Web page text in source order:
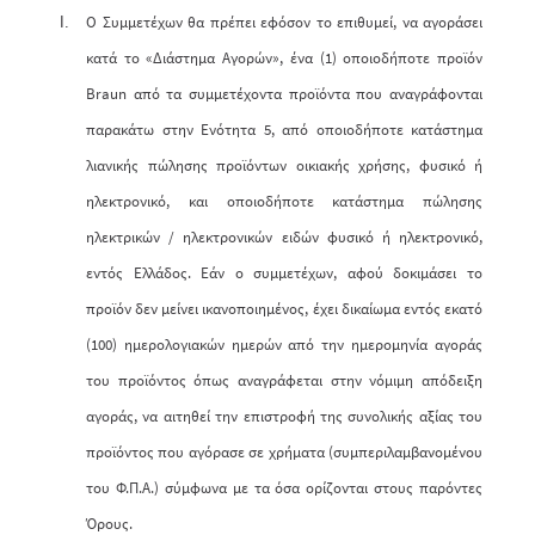
Ο Συμμετέχων θα πρέπει εφόσον το επιθυμεί, να αγοράσει
κατά το «Διάστημα Αγορών», ένα (1) οποιοδήποτε προϊόν
Braun από τα συμμετέχοντα προϊόντα που αναγράφονται
παρακάτω στην Ενότητα 5, από οποιοδήποτε κατάστημα
λιανικής πώλησης προϊόντων οικιακής χρήσης, φυσικό ή
ηλεκτρονικό, και οποιοδήποτε κατάστημα πώλησης
ηλεκτρικών / ηλεκτρονικών ειδών φυσικό ή ηλεκτρονικό,
εντός Ελλάδος. Εάν ο συμμετέχων, αφού δοκιμάσει το
προϊόν δεν μείνει ικανοποιημένος, έχει δικαίωμα εντός εκατό
(100) ημερολογιακών ημερών από την ημερομηνία αγοράς
του προϊόντος όπως αναγράφεται στην νόμιμη απόδειξη
αγοράς, να αιτηθεί την επιστροφή της συνολικής αξίας του
προϊόντος που αγόρασε σε χρήματα (συμπεριλαμβανομένου
του Φ.Π.Α.) σύμφωνα με τα όσα ορίζονται στους παρόντες
Όρους.